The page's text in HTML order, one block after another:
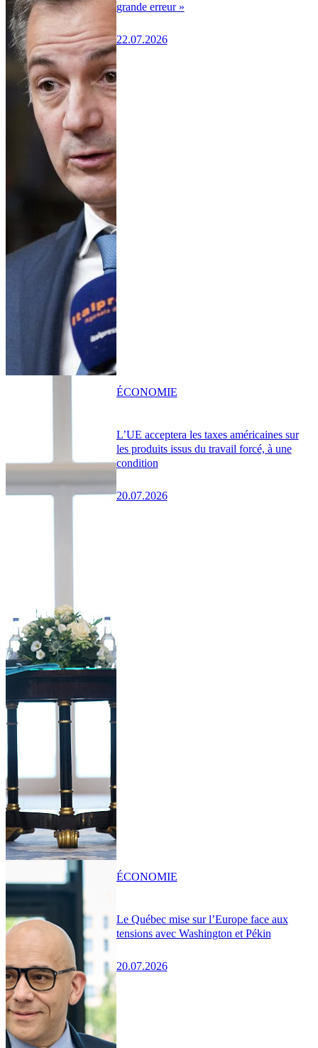
grande erreur »
22.07.2026
L’UE acceptera les taxes américaines sur
les produits issus du travail forcé, à une
condition
20.07.2026
ÉCONOMIE
Le Québec mise sur l’Europe face aux
tensions avec Washington et Pékin
20.07.2026
ÉCONOMIE